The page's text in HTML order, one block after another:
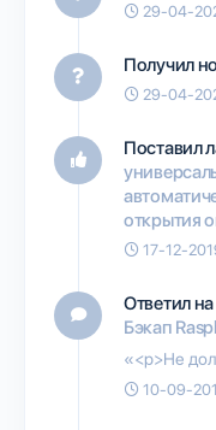
29-04-
Получил
29-04-
Поставил
открытия
17-12-
Ответил
Бэкап
«<p>Не
10-09-